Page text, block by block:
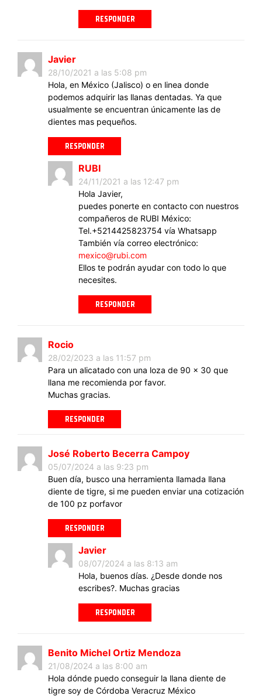
RESPONDER
Javier
28/10/2021 a las 5:08 pm
Hola, en México (Jalisco) o en linea donde
podemos adquirir las llanas dentadas. Ya que
usualmente se encuentran únicamente las de
dientes mas pequeños.
RESPONDER
RUBI
24/11/2021 a las 12:47 pm
Hola Javier,
puedes ponerte en contacto con nuestros
compañeros de RUBI México:
Tel.+5214425823754 vía Whatsapp
También vía correo electrónico:
mexico@rubi.com
Ellos te podrán ayudar con todo lo que
necesites.
RESPONDER
Rocio
28/02/2023 a las 11:57 pm
Para un alicatado con una loza de 90 x 30 que
llana me recomienda por favor.
Muchas gracias.
RESPONDER
José Roberto Becerra Campoy
05/07/2024 a las 9:23 pm
Buen día, busco una herramienta llamada llana
diente de tigre, si me pueden enviar una cotización
de 100 pz porfavor
RESPONDER
Javier
08/07/2024 a las 8:13 am
Hola, buenos días. ¿Desde donde nos
escribes?. Muchas gracias
RESPONDER
Benito Michel Ortiz Mendoza
21/08/2024 a las 8:00 am
Hola dónde puedo conseguir la llana diente de
tigre soy de Córdoba Veracruz México